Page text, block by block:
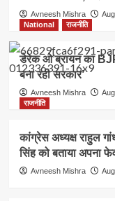
Avneesh Mishra
National
राजनीति
डेरेक ओ’ब्रायन का
बना रही सरकार’
Avneesh Mishra
राजनीति
कांग्रेस अध्यक्ष राहुल
सिंह को बताया अपना
Avneesh Mishra